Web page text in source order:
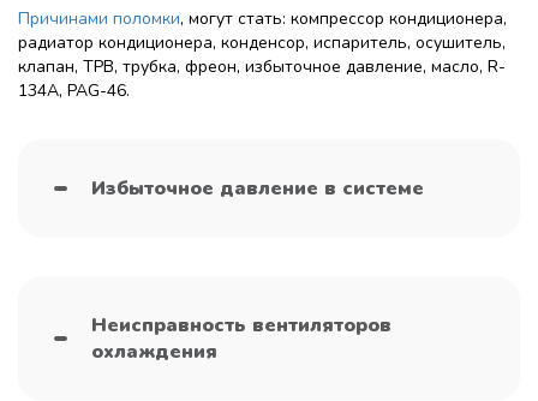
Причинами поломки, могут стать: компрессор кондиционера,
радиатор кондиционера, конденсор, испаритель, осушитель,
клапан, ТРВ, трубка, фреон, избыточное давление, масло, R-
134A, PAG-46.
Избыточное давление в системе
Неисправность вентиляторов
охлаждения